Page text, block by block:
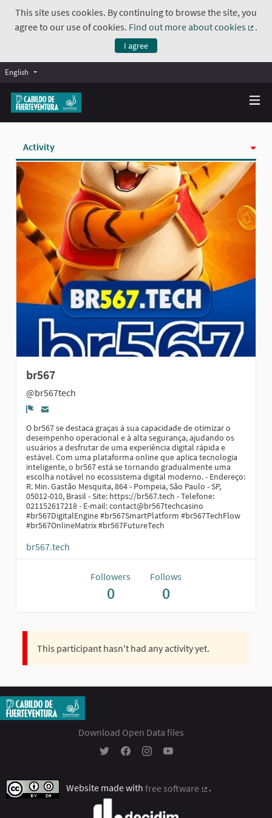
This site uses cookies. By continuing to browse the site, you
agree to our use of cookies. Find out more about cookies
.
I agree
English
Activity
Badges
Followers
Groups
br567
@br567tech
O br567 se destaca graças à sua capacidade de otimizar o
desempenho operacional e à alta segurança, ajudando os
usuários a desfrutar de uma experiência digital rápida e
estável. Com uma plataforma online que aplica tecnologia
inteligente, o br567 está se tornando gradualmente uma
escolha notável no ecossistema digital moderno. - Endereço:
R. Min. Gastão Mesquita, 864 - Pompeia, São Paulo - SP,
05012-010, Brasil - Site: https://br567.tech - Telefone:
021152617218 - E-mail: contact@br567techcasino
#br567DigitalEngine #br567SmartPlatform #br567TechFlow
#br567OnlineMatrix #br567FutureTech
br567.tech
Followers
0
Follows
0
This participant hasn't had any activity yet.
Download Open Data files
Participación Ciudadana - Cabildo
Participación Ciudadana - Cabildo
Participación Ciudadana -
Participación Ciudadana -
Website made with free software
.